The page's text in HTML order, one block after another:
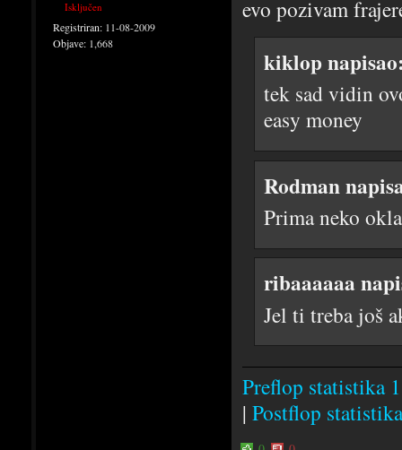
Isključen
Registriran: 11-08-2009
Objave: 1,668
evo pozivam
kiklop
tek sad vidin
easy money
Rodman
Prima neko
ribaaaaaa
Jel ti treba još
Preflop statistika
| Postflop